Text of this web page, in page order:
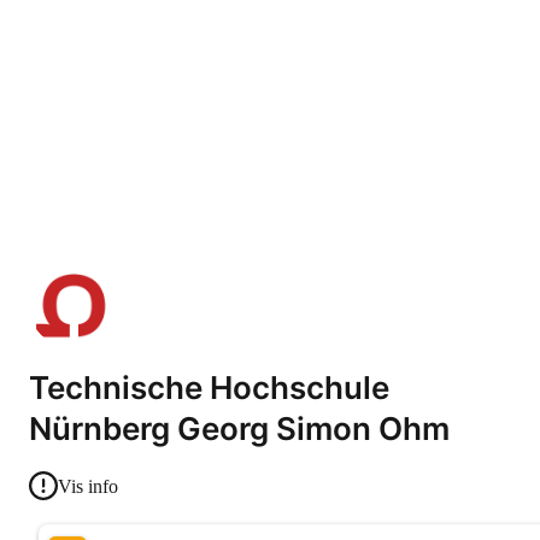
Technische Hochschule
Nürnberg Georg Simon Ohm
Vis info